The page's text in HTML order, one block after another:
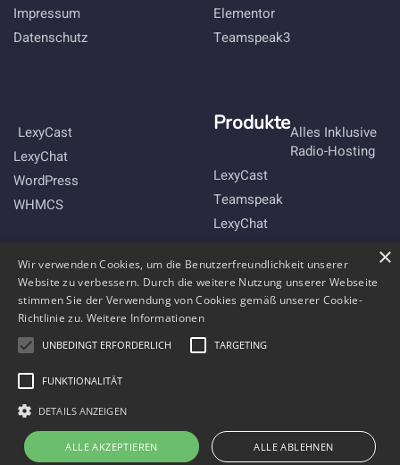
Impressum
Datenschutz
Elementor
Teamspeak3
LexyCast
LexyChat
WordPress
WHMCS
ProdukteAlles Inklusive
Radio-Hosting
LexyCast
Teamspeak
LexyChat
Bleibe mit uns im Kontakt
Copyright © 2011-2026 Webradio-Hosting byComnexmedia
×
Wir verwenden Cookies, um die Benutzerfreundlichkeit unserer
Website zu verbessern. Durch die weitere Nutzung unserer Webseite
stimmen Sie der Verwendung von Cookies gemäß unserer Cookie-
Richtlinie zu. Weitere Informationen
UNBEDINGT ERFORDERLICH TARGETING
FUNKTIONALITÄT
DETAILS ANZEIGEN
ALLE AKZEPTIEREN ALLE ABLEHNEN